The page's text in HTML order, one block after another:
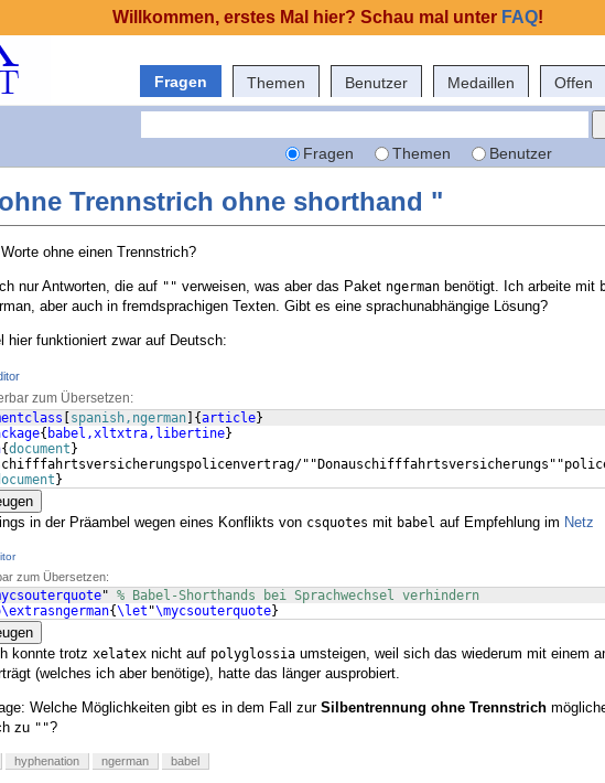
Fragen Themen Benutzer Medaillen Offen
Fragen Themen Benutzer
Trennstrich ohne shorthand "
ohne einen Trennstrich?
nur Antworten, die auf "" verweisen, was aber das Paket ngerman benötigt. Ich arbeite mit
aber auch in fremdsprachigen Texten. Gibt es eine sprachunabhängige Lösung?
hier funktioniert zwar auf Deutsch:
zum Übersetzen:
spanish,ngerman {article}
{ babel,xltxtra,libertine}
{document }
}
in der Präambel wegen eines Konflikts von csquotes mit babel auf Empfehlung im Netz
zum Übersetzen:
" % Babel-Shorthands bei Sprachwechsel verhindern
{\let "\mycsouterquote}
konnte trotz xelatex nicht auf polyglossia umsteigen, weil sich das wiederum mit einem
(welches ich aber benötige), hatte das länger ausprobiert.
Welche Möglichkeiten gibt es in dem Fall zur Silbentrennung ohne Trennstrich
zu ""?
hyphenation ngerman babel
Willkommen, erstes Mal hier? Schau mal unter FAQ!